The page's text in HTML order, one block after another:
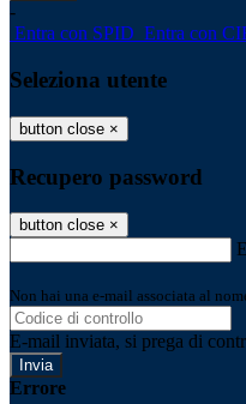
-
Entra con SPID Entra con
Seleziona utente
button close ×
Recupero password
button close ×
Non hai una e-mail associata al
E-mail inviata, si prega di
Errore